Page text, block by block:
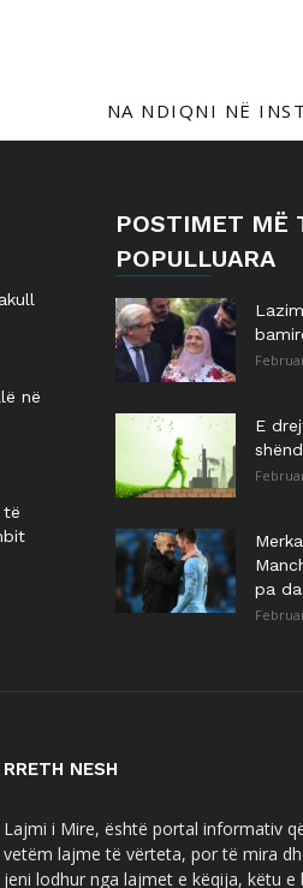
NA NDIQNI NË
në
të
POSTIMET MË
POPULLUARA
E
pa
RRETH NESH
Lajmi i Mire, është portal informativ
vetëm lajme të vërteta, por të mira
jeni lodhur nga lajmet e këqija, këtu e